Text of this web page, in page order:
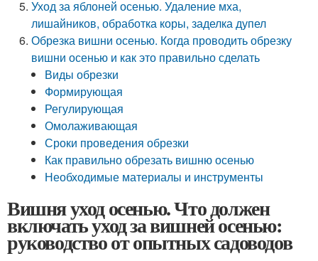
Уход за яблоней осенью. Удаление мха,
лишайников, обработка коры, заделка дупел
Обрезка вишни осенью. Когда проводить обрезку
вишни осенью и как это правильно сделать
Виды обрезки
Формирующая
Регулирующая
Омолаживающая
Сроки проведения обрезки
Как правильно обрезать вишню осенью
Необходимые материалы и инструменты
Вишня уход осенью. Что должен
включать уход за вишней осенью:
руководство от опытных садоводов